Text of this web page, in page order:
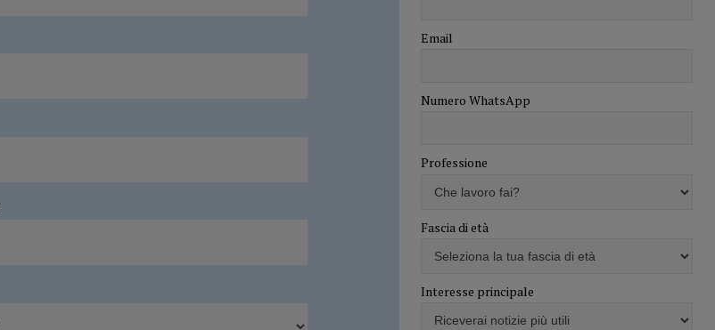
Email
Numero WhatsApp
Professione
Fascia di età
Interesse principale